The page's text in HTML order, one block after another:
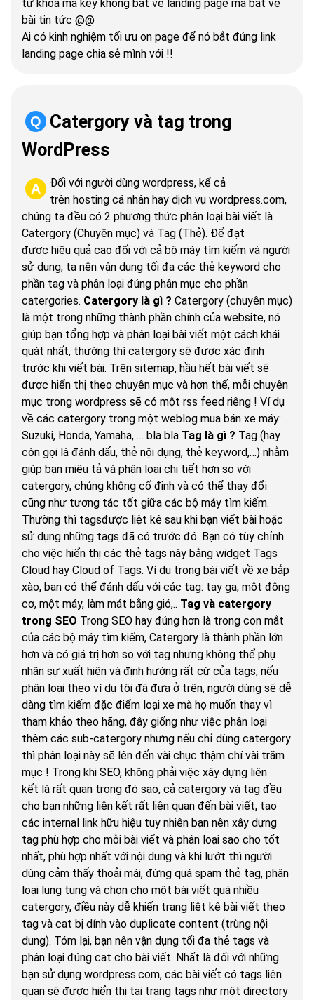
từ khóa mà key không bắt về landing page mà bắt về
bài tin tức @@
Ai có kinh nghiệm tối ưu on page để nó bắt đúng link
landing page chia sẻ mình với !!
Q
Catergory và tag trong
WordPress
A
Đối với người dùng wordpress, kể cả
trên hosting cá nhân hay dịch vụ wordpress.com,
chúng ta đều có 2 phương thức phân loại bài viết là
Catergory (Chuyên mục) và Tag (Thẻ). Để đạt
được hiệu quả cao đối với cả bộ máy tìm kiếm và người
sử dụng, ta nên vận dụng tối đa các thẻ keyword cho
phần tag và phân loại đúng phân mục cho phần
catergories. Catergory là gì ? Catergory (chuyên mục)
là một trong những thành phần chính của website, nó
giúp bạn tổng hợp và phân loại bài viết một cách khái
quát nhất, thường thì catergory sẽ được xác định
trước khi viết bài. Trên sitemap, hầu hết bài viết sẽ
được hiển thị theo chuyên mục và hơn thế, mỗi chuyên
mục trong wordpress sẽ có một rss feed riêng ! Ví dụ
về các catergory trong một weblog mua bán xe máy:
Suzuki, Honda, Yamaha, … bla bla Tag là gì ? Tag (hay
còn gọi là đánh dấu, thẻ nội dụng, thẻ keyword,…) nhằm
giúp bạn miêu tả và phân loại chi tiết hơn so với
catergory, chúng không cố định và có thể thay đổi
cũng như tương tác tốt giữa các bộ máy tìm kiếm.
Thường thì tagsđược liệt kê sau khi bạn viết bài hoặc
sử dụng những tags đã có trước đó. Bạn có tùy chỉnh
cho việc hiển thị các thẻ tags này bằng widget Tags
Cloud hay Cloud of Tags. Ví dụ trong bài viết về xe bắp
xào, bạn có thể đánh dấu với các tag: tay ga, một động
cơ, một máy, làm mát bằng gió,.. Tag và catergory
trong SEO Trong SEO hay đúng hơn là trong con mắt
của các bộ máy tìm kiếm, Catergory là thành phần lớn
hơn và có giá trị hơn so với tag nhưng không thể phụ
nhân sự xuất hiện và định hướng rất cừ của tags, nếu
phân loại theo ví dụ tôi đã đưa ở trên, người dùng sẽ dễ
dàng tìm kiếm đặc điểm loại xe mà họ muốn thay vì
tham khảo theo hãng, đây giống như việc phân loại
thêm các sub-catergory nhưng nếu chỉ dùng catergory
thì phân loại này sẽ lên đến vài chục thậm chí vài trăm
mục ! Trong khi SEO, không phải việc xây dựng liên
kết là rất quan trọng đó sao, cả catergory và tag đều
cho bạn những liên kết rất liên quan đến bài viết, tạo
các internal link hữu hiệu tuy nhiên bạn nên xây dựng
tag phù hợp cho mỗi bài viết và phân loại sao cho tốt
nhất, phù hợp nhất với nội dung và khi lướt thì người
dùng cảm thấy thoải mái, đừng quá spam thẻ tag, phân
loại lung tung và chọn cho một bài viết quá nhiều
catergory, điều này dễ khiến trang liệt kê bài viết theo
tag và cat bị dính vào duplicate content (trùng nội
dung). Tóm lại, bạn nên vận dụng tối đa thẻ tags và
phân loại đúng cat cho bài viết. Nhất là đối với những
bạn sử dụng wordpress.com, các bài viết có tags liên
quan sẽ được hiển thị tại trang tags như một directory